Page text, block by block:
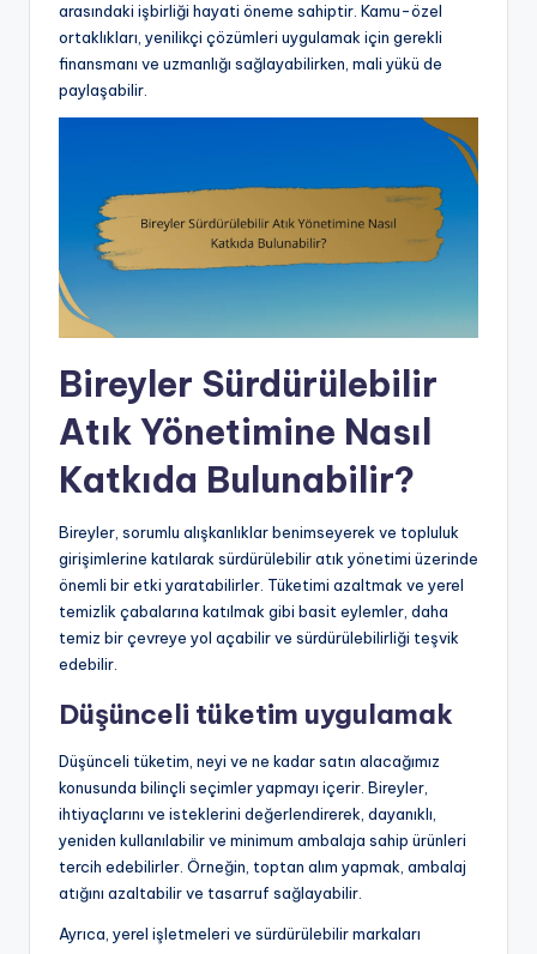
arasındaki işbirliği hayati öneme sahiptir. Kamu-özel
ortaklıkları, yenilikçi çözümleri uygulamak için gerekli
finansmanı ve uzmanlığı sağlayabilirken, mali yükü de
paylaşabilir.
Bireyler Sürdürülebilir
Atık Yönetimine Nasıl
Katkıda Bulunabilir?
Bireyler, sorumlu alışkanlıklar benimseyerek ve topluluk
girişimlerine katılarak sürdürülebilir atık yönetimi üzerinde
önemli bir etki yaratabilirler. Tüketimi azaltmak ve yerel
temizlik çabalarına katılmak gibi basit eylemler, daha
temiz bir çevreye yol açabilir ve sürdürülebilirliği teşvik
edebilir.
Düşünceli tüketim uygulamak
Düşünceli tüketim, neyi ve ne kadar satın alacağımız
konusunda bilinçli seçimler yapmayı içerir. Bireyler,
ihtiyaçlarını ve isteklerini değerlendirerek, dayanıklı,
yeniden kullanılabilir ve minimum ambalaja sahip ürünleri
tercih edebilirler. Örneğin, toptan alım yapmak, ambalaj
atığını azaltabilir ve tasarruf sağlayabilir.
Ayrıca, yerel işletmeleri ve sürdürülebilir markaları